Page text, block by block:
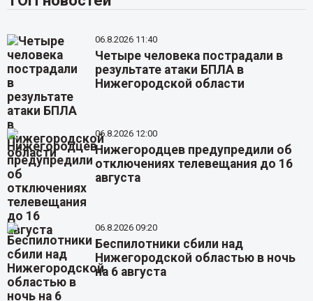
06.8.2026 11:40
Четыре человека пострадали в
результате атаки БПЛА в
Нижегородской области
06.8.2026 12:00
Нижегородцев предупредили об
отключениях телевещания до 16
августа
06.8.2026 09:20
Беспилотники сбили над
Нижегородской областью в ночь
на 6 августа